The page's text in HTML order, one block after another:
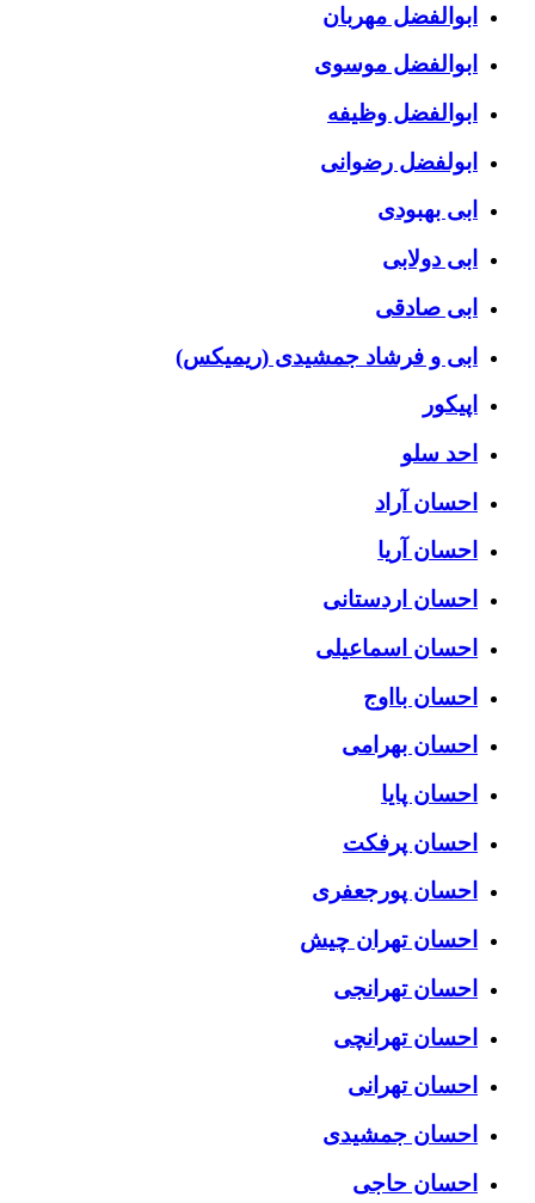
ابوالفضل مهربان
ابوالفضل موسوی
ابوالفضل وظیفه
ابولفضل رضوانی
ابی بهبودی
ابی دولابی
ابی صادقی
ابی و فرشاد جمشیدی (ریمیکس)
اپیکور
احد سلو
احسان آراد
احسان آریا
احسان اردستانی
احسان اسماعیلی
احسان بااوج
احسان بهرامی
احسان پایا
احسان پرفکت
احسان پورجعفری
احسان تهران چیش
احسان تهرانجی
احسان تهرانچی
احسان تهرانی
احسان جمشیدی
احسان حاجی